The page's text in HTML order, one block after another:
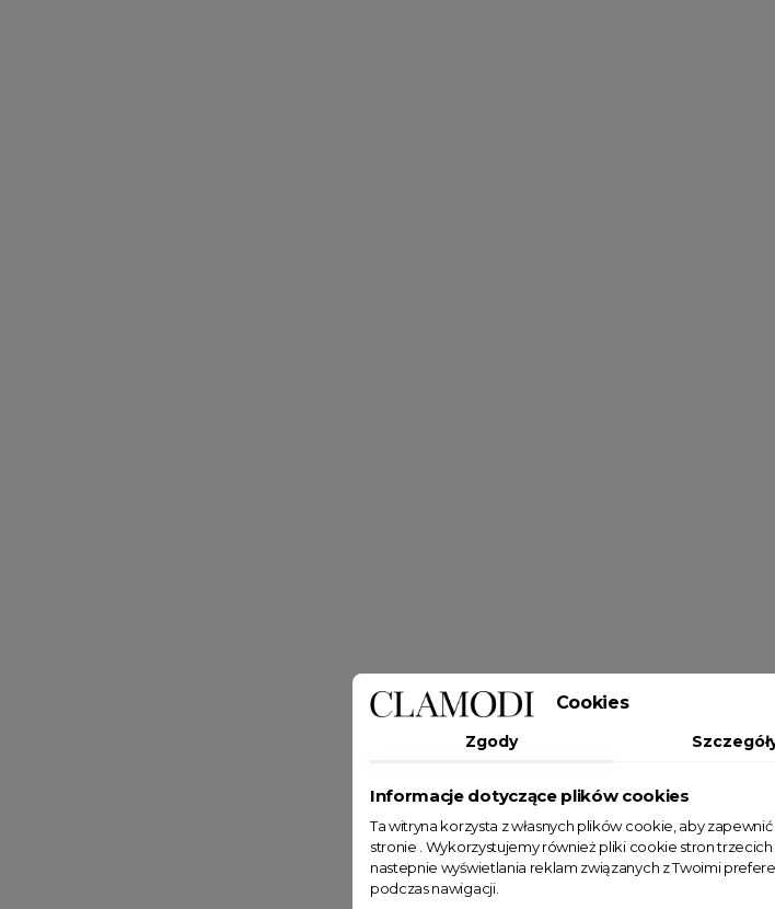
Cookies
Zgody
Informacje dotyczące plików cookies
Ta witryna korzysta z własnych plików cookie, aby
stronie . Wykorzystujemy również pliki cookie stron trzecich
nastepnie wyświetlania reklam związanych z Twoimi
podczas nawigacji.